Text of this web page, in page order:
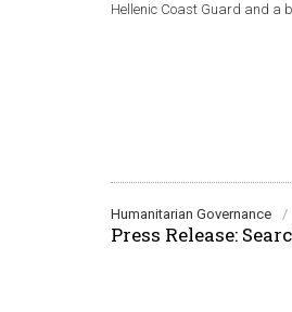
Hellenic Coast Guard and a
Humanitarian Governance /
Press Release: